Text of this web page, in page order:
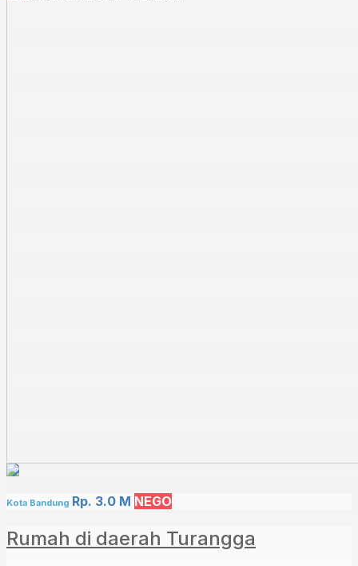
Kota Bandung Rp. 3.0 M NEGO
Rumah di daerah Turangga